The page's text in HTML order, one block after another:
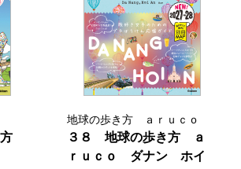
方
地球の歩き方 ａｒｕｃｏ
３８ 地球の歩き方 ａ
ｒｕｃｏ ダナン ホイ